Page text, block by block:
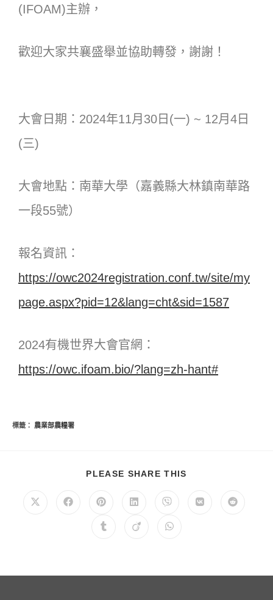
(IFOAM)主辦，
歡迎大家共襄盛舉並協助轉發，謝謝！
大會日期：2024年11月30日(一) ~ 12月4日
(三)
大會地點：南華大學（嘉義縣大林鎮南華路
一段55號）
報名資訊：
https://owc2024registration.conf.tw/site/my
page.aspx?pid=12&lang=cht&sid=1587
2024有機世界大會官網：
https://owc.ifoam.bio/?lang=zh-hant#
標籤： 農業部農糧署
PLEASE SHARE THIS